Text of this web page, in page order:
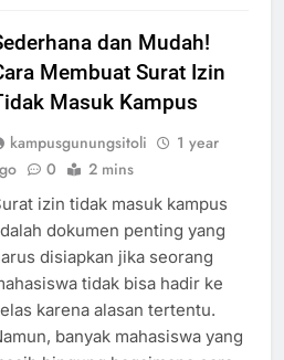
dan Mudah!
Membuat Surat Izin
Masuk Kampus
kampusgunungsitoli
1 year
0 2 mins
izin tidak masuk kampus
dokumen penting yang
disiapkan jika seorang
tidak bisa hadir ke
karena alasan tertentu.
banyak mahasiswa yang